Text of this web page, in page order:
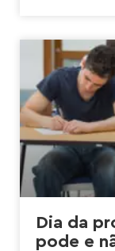
Dia da
pode e